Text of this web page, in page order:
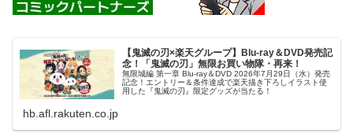
【鬼滅の刃×楽天グループ】Blu-ray＆DVD発売記
念！「鬼滅の刃」無限お買い物隊・再来！
無限城編 第一章 Blu-ray＆DVD 2026年7月29日（水）発売
記念！エントリー＆条件達成で楽天描き下ろしイラスト使
用した『鬼滅の刃』限定グッズが当たる！
hb.afl.rakuten.co.jp